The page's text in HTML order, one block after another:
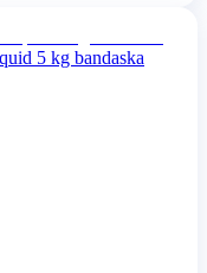
5 kg bandaska